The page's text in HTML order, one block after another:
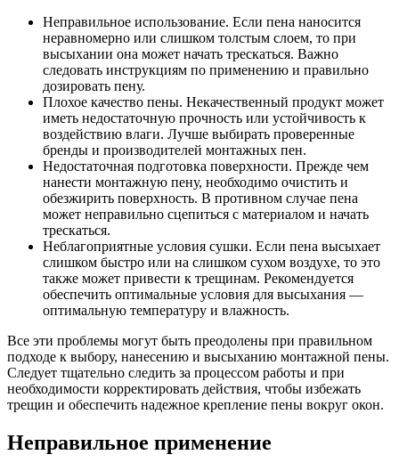
Неправильное использование. Если пена наносится
неравномерно или слишком толстым слоем, то при
высыхании она может начать трескаться. Важно
следовать инструкциям по применению и правильно
дозировать пену.
Плохое качество пены. Некачественный продукт может
иметь недостаточную прочность или устойчивость к
воздействию влаги. Лучше выбирать проверенные
бренды и производителей монтажных пен.
Недостаточная подготовка поверхности. Прежде чем
нанести монтажную пену, необходимо очистить и
обезжирить поверхность. В противном случае пена
может неправильно сцепиться с материалом и начать
трескаться.
Неблагоприятные условия сушки. Если пена высыхает
слишком быстро или на слишком сухом воздухе, то это
также может привести к трещинам. Рекомендуется
обеспечить оптимальные условия для высыхания —
оптимальную температуру и влажность.
Все эти проблемы могут быть преодолены при правильном
подходе к выбору, нанесению и высыханию монтажной пены.
Следует тщательно следить за процессом работы и при
необходимости корректировать действия, чтобы избежать
трещин и обеспечить надежное крепление пены вокруг окон.
Неправильное применение